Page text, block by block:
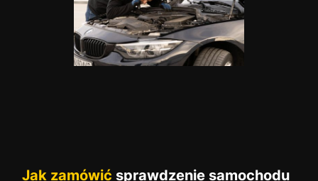
Jak zamówić sprawdzenie samochodu